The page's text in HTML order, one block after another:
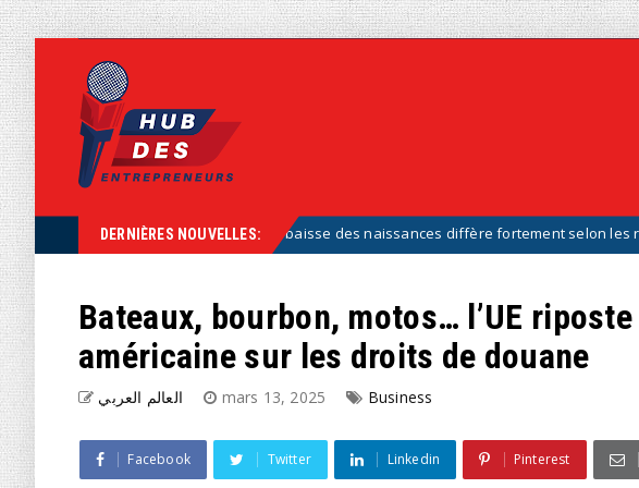
DERNIÈRES NOUVELLES:
Natalité : pourquoi la baisse des naissances diffère fortement selon les régions
Bateaux, bourbon, motos… l’UE
américaine sur les droits de douane
العالم العربي mars 13, 2025 Business
Facebook Twitter Linkedin Pinterest